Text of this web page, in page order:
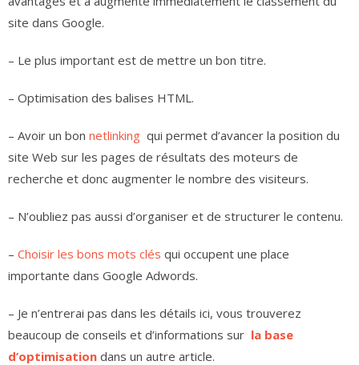
site dans Google.
– Le plus important est de mettre un bon titre.
– Optimisation des balises HTML.
– Avoir un bon netlinking qui permet d’avancer la position du
site Web sur les pages de résultats des moteurs de
recherche et donc augmenter le nombre des visiteurs.
– N’oubliez pas aussi d’organiser et de structurer le contenu.
– Choisir les bons mots clés qui occupent une place
importante dans Google Adwords.
– Je n’entrerai pas dans les détails ici, vous trouverez
beaucoup de conseils et d’informations sur la base
d’optimisation dans un autre article.